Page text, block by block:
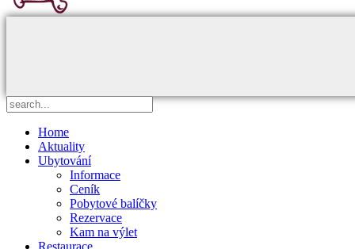
Home
Aktuality
Ubytování
Informace
Ceník
Pobytové balíčky
Rezervace
Kam na výlet